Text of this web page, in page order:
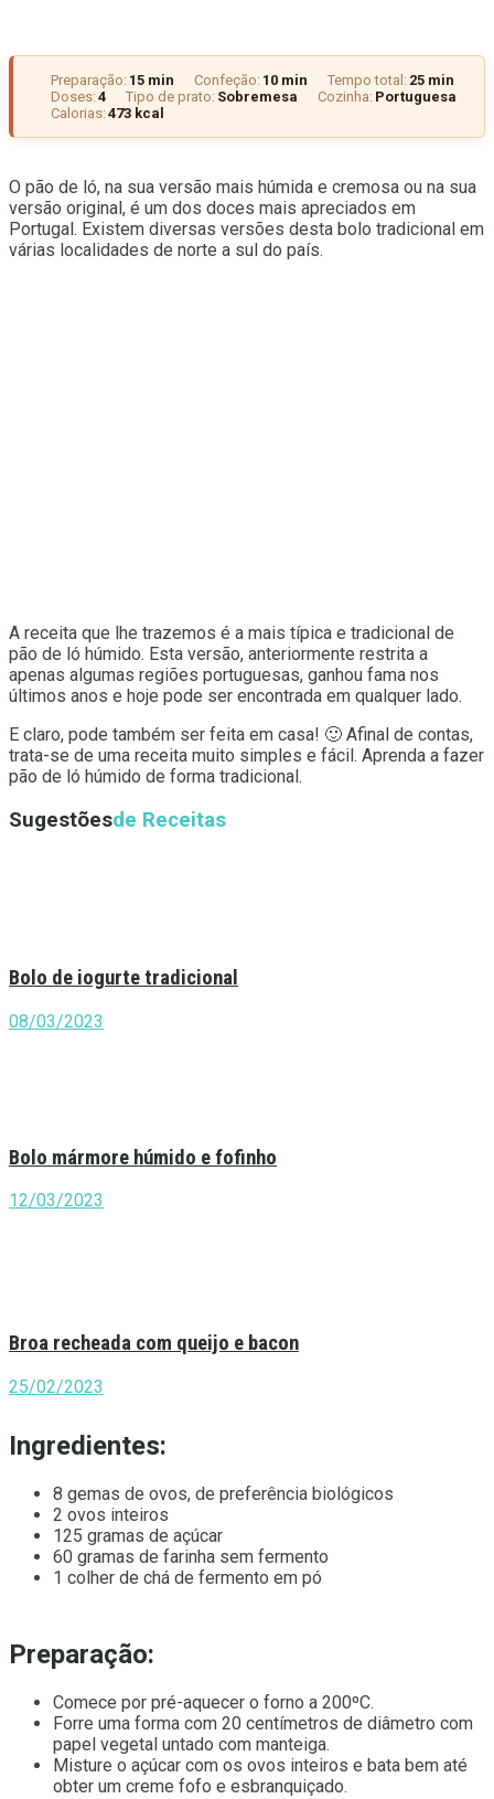
Preparação: 15 min Confeção: 10 min Tempo total: 25 min
Doses:4 Tipo de prato: Sobremesa Cozinha: Portuguesa
Calorias:473 kcal
O pão de ló, na sua versão mais húmida e cremosa ou na sua
versão original, é um dos doces mais apreciados em
Portugal. Existem diversas versões desta bolo tradicional em
várias localidades de norte a sul do país.
A receita que lhe trazemos é a mais típica e tradicional de
pão de ló húmido. Esta versão, anteriormente restrita a
apenas algumas regiões portuguesas, ganhou fama nos
últimos anos e hoje pode ser encontrada em qualquer lado.
E claro, pode também ser feita em casa! 🙂 Afinal de contas,
trata-se de uma receita muito simples e fácil. Aprenda a fazer
pão de ló húmido de forma tradicional.
Sugestõesde Receitas
Bolo de iogurte tradicional
08/03/2023
Bolo mármore húmido e fofinho
12/03/2023
Broa recheada com queijo e bacon
25/02/2023
Ingredientes:
8 gemas de ovos, de preferência biológicos
2 ovos inteiros
125 gramas de açúcar
60 gramas de farinha sem fermento
1 colher de chá de fermento em pó
Preparação:
Comece por pré-aquecer o forno a 200ºC.
Forre uma forma com 20 centímetros de diâmetro com
papel vegetal untado com manteiga.
Misture o açúcar com os ovos inteiros e bata bem até
obter um creme fofo e esbranquiçado.